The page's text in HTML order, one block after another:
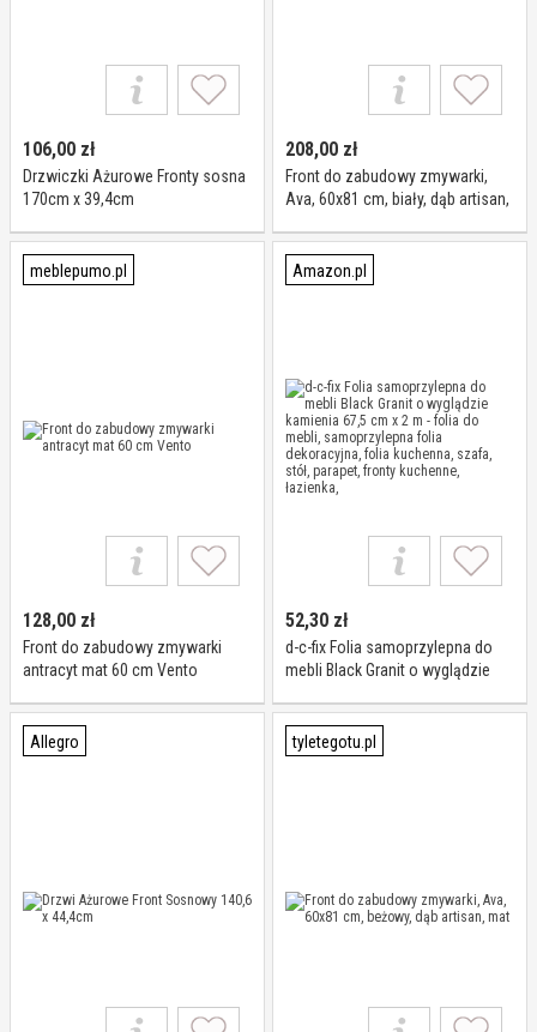
106,00 zł
Drzwiczki Ażurowe Fronty sosna
170cm x 39,4cm
208,00 zł
Front do zabudowy zmywarki,
Ava, 60x81 cm, biały, dąb artisan,
meblepumo.pl
128,00 zł
Front do zabudowy zmywarki
antracyt mat 60 cm Vento
Amazon.pl
52,30 zł
d-c-fix Folia samoprzylepna do
mebli Black Granit o wyglądzie
mebli, samoprzylepna folia
dekoracyjna, folia kuchenna,
szafa, stół, parapet, fronty
Allegro tyletegotu.pl